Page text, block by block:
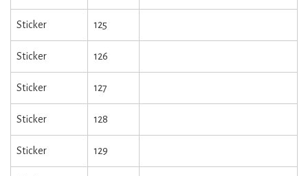
Sticker 125
Sticker 126
Sticker 127
Sticker 128
Sticker 129